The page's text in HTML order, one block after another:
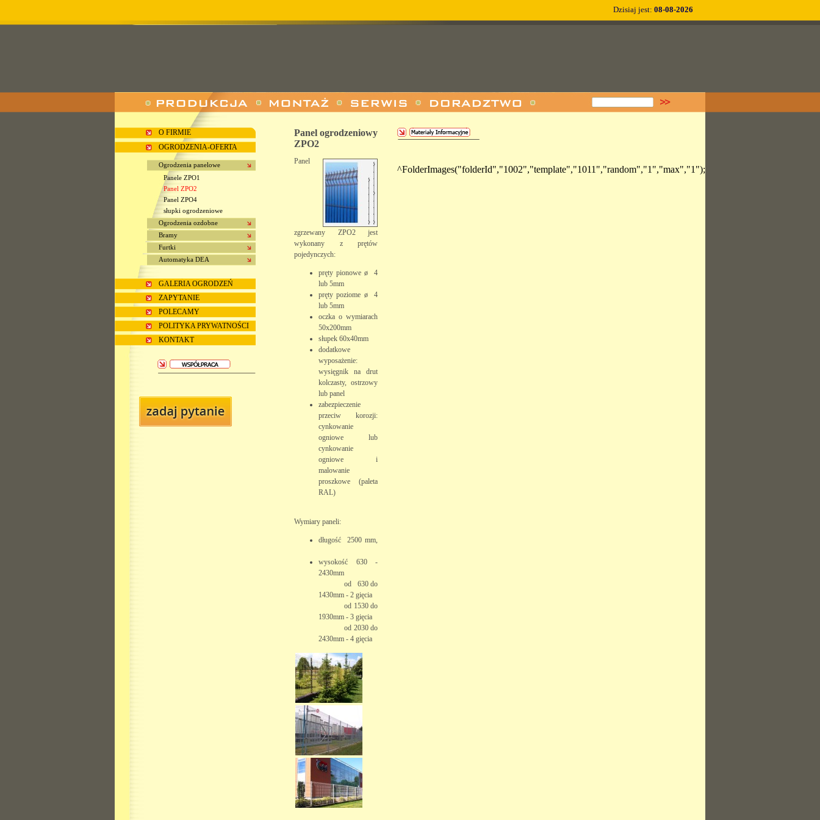
Dzisiaj jest: 08-08-2026
O FIRMIE
OGRODZENIA-OFERTA
Ogrodzenia panelowe
Panele ZPO1
Panel ZPO2
Panel ZPO4
słupki ogrodzeniowe
Ogrodzenia ozdobne
Bramy
Furtki
Automatyka DEA
GALERIA OGRODZEŃ
ZAPYTANIE
POLECAMY
POLITYKA PRYWATNOŚCI
KONTAKT
Panel ogrodzeniowy
ZPO2
Panel
zgrzewany ZPO2 jest
wykonany z prętów
pojedynczych:
pręty pionowe ø 4
lub 5mm
pręty poziome ø 4
lub 5mm
oczka o wymiarach
50x200mm
słupek 60x40mm
dodatkowe
wyposażenie:
wysięgnik na drut
kolczasty, ostrzowy
lub panel
zabezpieczenie
przeciw korozji:
cynkowanie
ogniowe lub
cynkowanie
ogniowe i
malowanie
proszkowe (paleta
RAL)
Wymiary paneli:
długość 2500 mm,
wysokość 630 -
2430mm
od 630 do
1430mm - 2 gięcia
od 1530 do
1930mm - 3 gięcia
od 2030 do
2430mm - 4 gięcia
^FolderImages("folderId","1002","template","1011","random","1","max","1");